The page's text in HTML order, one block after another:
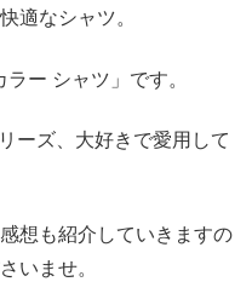
適なシャツ。
ー シャツ」です。
ーズ、大好きで愛用して
想も紹介していきますの
いませ。